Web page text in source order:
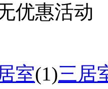
优惠活动
室(1)三居